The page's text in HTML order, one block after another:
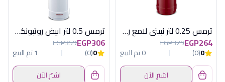
ترمس 0.25 لتر نبيتى لامع روتبونكت المانى
EGP264
EGP329
0
(0)
0 تم البيع
اشترِ الآن
ترمس 0.5 لتر ابيض روتبونكت المانى
EGP306
EGP359
0
(0)
1 تم البيع
اشترِ الآن